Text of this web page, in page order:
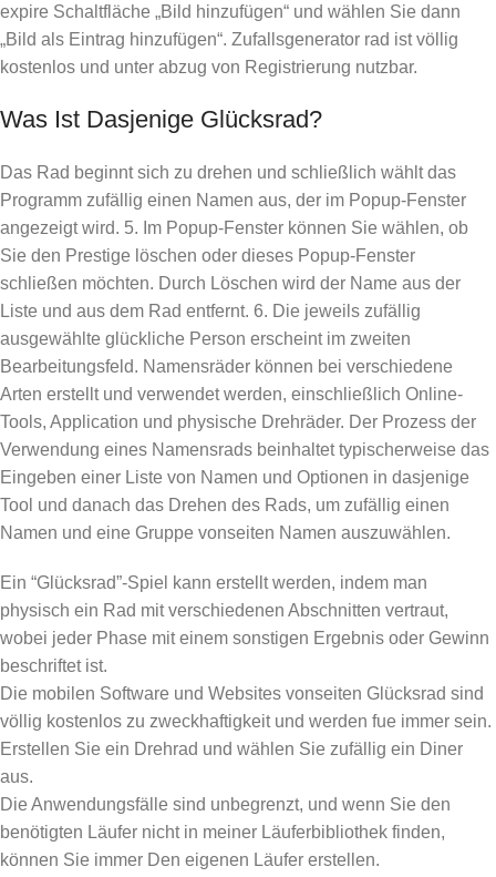
expire Schaltfläche „Bild hinzufügen“ und wählen Sie dann
„Bild als Eintrag hinzufügen“. Zufallsgenerator rad ist völlig
kostenlos und unter abzug von Registrierung nutzbar.
Was Ist Dasjenige Glücksrad?
Das Rad beginnt sich zu drehen und schließlich wählt das
Programm zufällig einen Namen aus, der im Popup-Fenster
angezeigt wird. 5. Im Popup-Fenster können Sie wählen, ob
Sie den Prestige löschen oder dieses Popup-Fenster
schließen möchten. Durch Löschen wird der Name aus der
Liste und aus dem Rad entfernt. 6. Die jeweils zufällig
ausgewählte glückliche Person erscheint im zweiten
Bearbeitungsfeld. Namensräder können bei verschiedene
Arten erstellt und verwendet werden, einschließlich Online-
Tools, Application und physische Drehräder. Der Prozess der
Verwendung eines Namensrads beinhaltet typischerweise das
Eingeben einer Liste von Namen und Optionen in dasjenige
Tool und danach das Drehen des Rads, um zufällig einen
Namen und eine Gruppe vonseiten Namen auszuwählen.
Ein “Glücksrad”-Spiel kann erstellt werden, indem man
physisch ein Rad mit verschiedenen Abschnitten vertraut,
wobei jeder Phase mit einem sonstigen Ergebnis oder Gewinn
beschriftet ist.
Die mobilen Software und Websites vonseiten Glücksrad sind
völlig kostenlos zu zweckhaftigkeit und werden fue immer sein.
Erstellen Sie ein Drehrad und wählen Sie zufällig ein Diner
aus.
Die Anwendungsfälle sind unbegrenzt, und wenn Sie den
benötigten Läufer nicht in meiner Läuferbibliothek finden,
können Sie immer Den eigenen Läufer erstellen.